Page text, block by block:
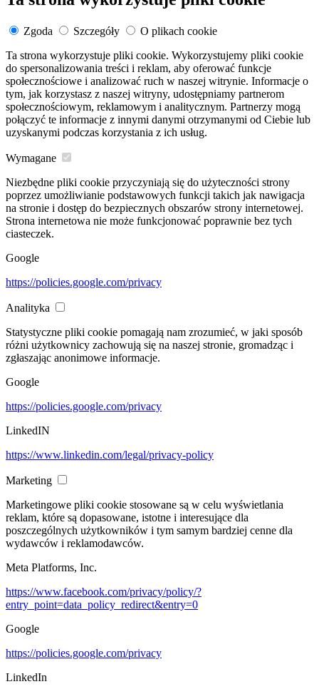
Zgoda Szczegóły
O plikach cookie
Ta strona wykorzystuje pliki cookie. Wykorzystujemy pliki cookie
do spersonalizowania treści i reklam, aby oferować funkcje
społecznościowe i analizować ruch w naszej witrynie. Informacje o
tym, jak korzystasz z naszej witryny, udostępniamy partnerom
społecznościowym, reklamowym i analitycznym. Partnerzy mogą
połączyć te informacje z innymi danymi otrzymanymi od Ciebie lub
uzyskanymi podczas korzystania z ich usług.
Wymagane
Niezbędne pliki cookie przyczyniają się do użyteczności strony
poprzez umożliwianie podstawowych funkcji takich jak nawigacja
na stronie i dostęp do bezpiecznych obszarów strony internetowej.
Strona internetowa nie może funkcjonować poprawnie bez tych
ciasteczek.
Google
https://policies.google.com/privacy
Analityka
Statystyczne pliki cookie pomagają nam zrozumieć, w jaki sposób
różni użytkownicy zachowują się na naszej stronie, gromadząc i
zgłaszając anonimowe informacje.
Google
https://policies.google.com/privacy
LinkedIN
https://www.linkedin.com/legal/privacy-policy
Marketing
Marketingowe pliki cookie stosowane są w celu wyświetlania
reklam, które są dopasowane, istotne i interesujące dla
poszczególnych użytkowników i tym samym bardziej cenne dla
wydawców i reklamodawców.
Meta Platforms, Inc.
https://www.facebook.com/privacy/policy/?
entry_point=data_policy_redirect&entry=0
Google
https://policies.google.com/privacy
LinkedIn